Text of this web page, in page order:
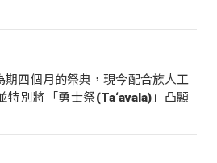
期四個月的祭典，現今配合族人工
特別將「勇士祭(Ta‘avala)」凸顯